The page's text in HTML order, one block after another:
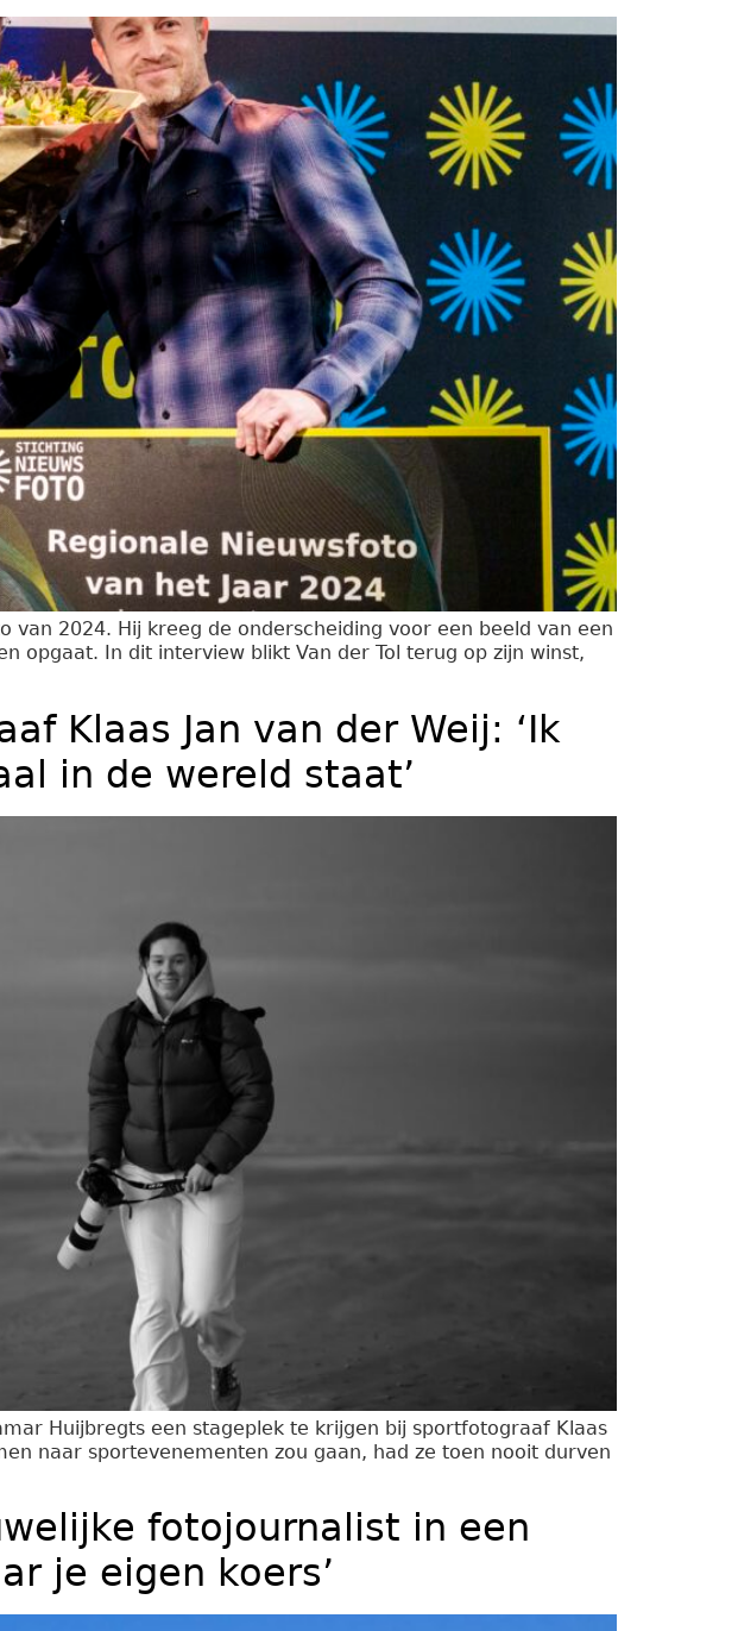
van 2024. Hij kreeg de onderscheiding voor een beeld van een
opgaat. In dit interview blikt Van der Tol terug op zijn winst,
Klaas Jan van der Weij: ‘Ik
in de wereld staat’
Huijbregts een stageplek te krijgen bij sportfotograaf Klaas
naar sportevenementen zou gaan, had ze toen nooit durven
fotojournalist in een
je eigen koers’